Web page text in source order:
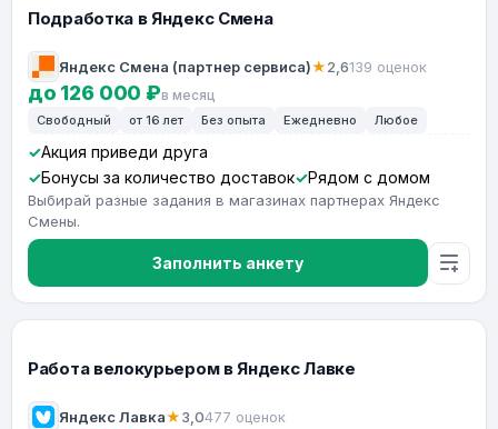
Подработка в Яндекс Смена
Яндекс Смена (партнер сервиса)★2,6139 оценок
до 126 000 ₽в месяц
Свободный от 16 лет Без опыта Ежедневно Любое
Акция приведи друга
Бонусы за количество доставок
Рядом с домом
Выбирай разные задания в магазинах партнерах Яндекс
Смены.
Заполнить анкету
Работа велокурьером в Яндекс Лавке
Яндекс Лавка★3,0477 оценок